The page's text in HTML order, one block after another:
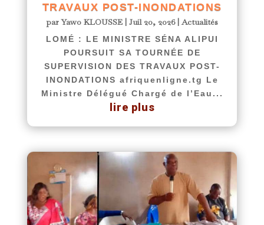
TRAVAUX POST-INONDATIONS
parYawo KLOUSSE| Juil 20, 2026|Actualités
LOMÉ : LE MINISTRE SÉNA ALIPUI
POURSUIT SA TOURNÉE DE
SUPERVISION DES TRAVAUX POST-
INONDATIONS afriquenligne.tg Le
Ministre Délégué Chargé de l’Eau...
lire plus